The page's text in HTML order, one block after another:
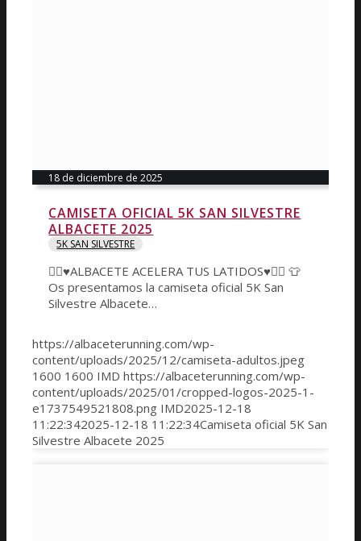
CAMISETA OFICIAL 5K SAN SILVESTRE
ALBACETE 2025
5K SAN SILVESTRE
🏃‍♂️♥️ALBACETE ACELERA TUS LATIDOS♥️🏃‍♀️ 👕
Os presentamos la camiseta oficial 5K San
Silvestre Albacete…
18 de diciembre de 2025
https://albaceterunning.com/wp-
content/uploads/2025/12/camiseta-adultos.jpeg
1600 1600 IMD https://albaceterunning.com/wp-
content/uploads/2025/01/cropped-logos-2025-1-
e1737549521808.png IMD2025-12-18
11:22:342025-12-18 11:22:34Camiseta oficial 5K San
Silvestre Albacete 2025